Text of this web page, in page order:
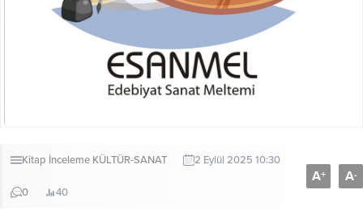
Kitap İnceleme KÜLTÜR-SANAT 2 Eylül 2025 10:30
0 40
A+ A-